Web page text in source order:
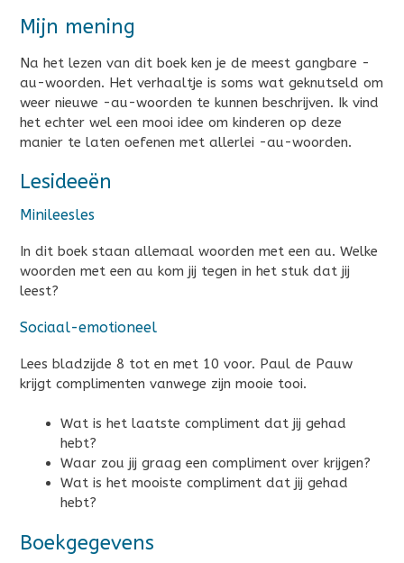
Mijn mening
Na het lezen van dit boek ken je de meest gangbare -
au-woorden. Het verhaaltje is soms wat geknutseld om
weer nieuwe -au-woorden te kunnen beschrijven. Ik vind
het echter wel een mooi idee om kinderen op deze
manier te laten oefenen met allerlei -au-woorden.
Lesideeën
Minileesles
In dit boek staan allemaal woorden met een au. Welke
woorden met een au kom jij tegen in het stuk dat jij
leest?
Sociaal-emotioneel
Lees bladzijde 8 tot en met 10 voor. Paul de Pauw
krijgt complimenten vanwege zijn mooie tooi.
Wat is het laatste compliment dat jij gehad
hebt?
Waar zou jij graag een compliment over krijgen?
Wat is het mooiste compliment dat jij gehad
hebt?
Boekgegevens